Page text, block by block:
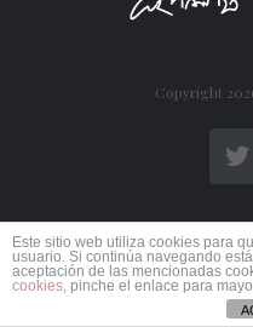
Copyright
Este sitio web utiliza cookies para
usuario. Si continúa navegando
aceptación de las mencionadas
cookies, pinche el enlace para